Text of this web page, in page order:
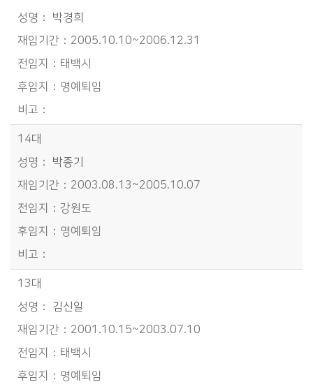
박경희
2005.10.10~2006.12.31
태백시
명예퇴임
14대
박종기
2003.08.13~2005.10.07
강원도
명예퇴임
13대
김신일
2001.10.15~2003.07.10
태백시
명예퇴임